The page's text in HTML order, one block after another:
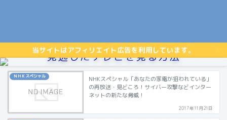
当サイトはアフィリエイト広告を利用しています。
見逃したテレビを見る方法
ＮＨＫスペシャル
NHKスペシャル「あなたの家電が狙われている」
の再放送・見どころ！サイバー攻撃などインター
ネットの新たな脅威！
2017年11月21日